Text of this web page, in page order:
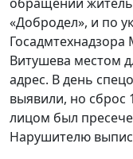
«Добродел», и по
Госадмтехнадзора
Витушева местом
адрес. В день
выявили, но сброс
лицом был
Нарушителю